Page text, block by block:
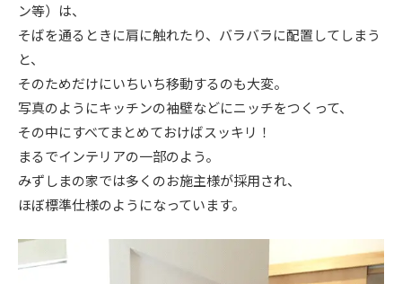
ニュース
イベント情報
資料請求・お問い合わせ
ン等）は、
そばを通るときに肩に触れたり、バラバラに配置してしまう
と、
そのためだけにいちいち移動するのも大変。
写真のようにキッチンの袖壁などにニッチをつくって、
その中にすべてまとめておけばスッキリ！
まるでインテリアの一部のよう。
みずしまの家では多くのお施主様が採用され、
ほぼ標準仕様のようになっています。